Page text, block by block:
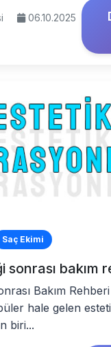
06.10.2025
Saç Ekimi
sonrası bakım
Bakım
hale gelen
biri...